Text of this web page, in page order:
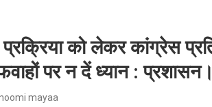
प्रक्रिया को लेकर कांग्रेस
पर न दें ध्यान :
mayaa